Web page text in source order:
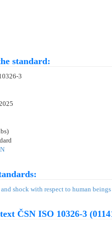
standard:
3
shock with respect to human beings
ČSN ISO 10326-3